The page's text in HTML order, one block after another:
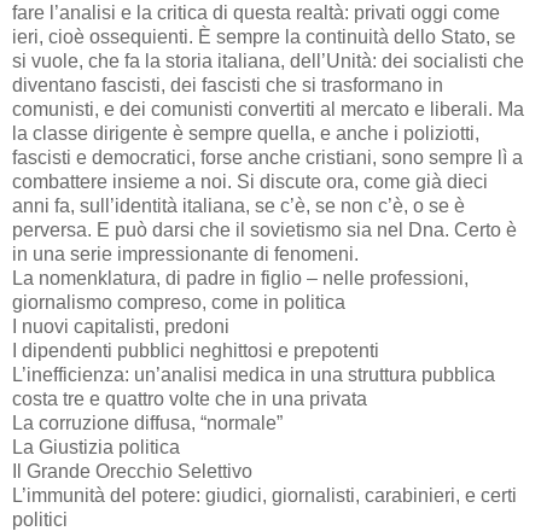
fare l’analisi e la critica di questa realtà: privati oggi come
ieri, cioè ossequienti. È sempre la continuità dello Stato, se
si vuole, che fa la storia italiana, dell’Unità: dei socialisti che
diventano fascisti, dei fascisti che si trasformano in
comunisti, e dei comunisti convertiti al mercato e liberali. Ma
la classe dirigente è sempre quella, e anche i poliziotti,
fascisti e democratici, forse anche cristiani, sono sempre lì a
combattere insieme a noi. Si discute ora, come già dieci
anni fa, sull’identità italiana, se c’è, se non c’è, o se è
perversa. E può darsi che il sovietismo sia nel Dna. Certo è
in una serie impressionante di fenomeni.
La nomenklatura, di padre in figlio – nelle professioni,
giornalismo compreso, come in politica
I nuovi capitalisti, predoni
I dipendenti pubblici neghittosi e prepotenti
L’inefficienza: un’analisi medica in una struttura pubblica
costa tre e quattro volte che in una privata
La corruzione diffusa, “normale”
La Giustizia politica
Il Grande Orecchio Selettivo
L’immunità del potere: giudici, giornalisti, carabinieri, e certi
politici